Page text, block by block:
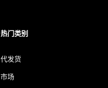
热门类别
代发货
市场